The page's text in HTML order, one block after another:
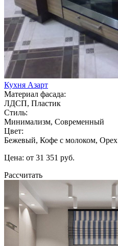
Кухня Азарт
Материал фасада:
ЛДСП, Пластик
Стиль:
Минимализм, Современный
Цвет:
Бежевый, Кофе с молоком, Орех
Цена: от 31 351 руб.
Рассчитать